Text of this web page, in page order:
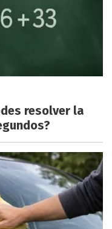
resolver la